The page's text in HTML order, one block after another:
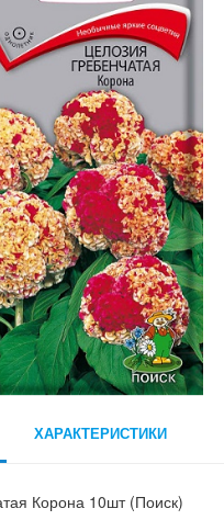
ХАРАКТЕРИСТИКИ
Корона 10шт (Поиск)